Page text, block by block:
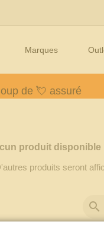
Marques
de 💘 assuré
produit disponible
produits seront
search